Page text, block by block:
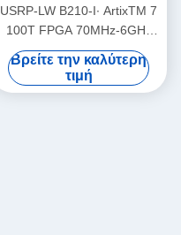
USRP-LW B210-I∙ ArtixTM 7
100T FPGA 70MHz-6GHz
Περιοχή συχνοτήτων 56MHz
εύρος ζώνης 2T2R USRP
SDR
Βρείτε την καλύτερη
τιμή